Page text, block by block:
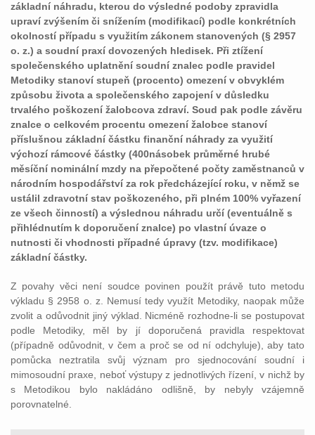
základní náhradu, kterou do výsledné podoby zpravidla
upraví zvýšením či snížením (modifikací) podle konkrétních
okolností případu s využitím zákonem stanovených (§ 2957
o. z.) a soudní praxí dovozených hledisek. Při ztížení
společenského uplatnění soudní znalec podle pravidel
Metodiky stanoví stupeň (procento) omezení v obvyklém
způsobu života a společenského zapojení v důsledku
trvalého poškození žalobcova zdraví. Soud pak podle závěru
znalce o celkovém procentu omezení žalobce stanoví
příslušnou základní částku finanční náhrady za využití
výchozí rámcové částky (400násobek průměrné hrubé
měsíční nominální mzdy na přepočtené počty zaměstnanců v
národním hospodářství za rok předcházející roku, v němž se
ustálil zdravotní stav poškozeného, při plném 100% vyřazení
ze všech činností) a výslednou náhradu určí (eventuálně s
přihlédnutím k doporučení znalce) po vlastní úvaze o
nutnosti či vhodnosti případné úpravy (tzv. modifikace)
základní částky.
Z povahy věci není soudce povinen použít právě tuto metodu
výkladu § 2958 o. z. Nemusí tedy využít Metodiky, naopak může
zvolit a odůvodnit jiný výklad. Nicméně rozhodne-li se postupovat
podle Metodiky, měl by jí doporučená pravidla respektovat
(případně odůvodnit, v čem a proč se od ní odchyluje), aby tato
pomůcka neztratila svůj význam pro sjednocování soudní i
mimosoudní praxe, neboť výstupy z jednotlivých řízení, v nichž by
s Metodikou bylo nakládáno odlišně, by nebyly vzájemně
porovnatelné.